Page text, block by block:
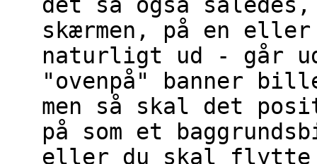
skærmen, på en eller
naturligt ud - går
"ovenpå" banner
men så skal det
på som et
eller du skal flytte